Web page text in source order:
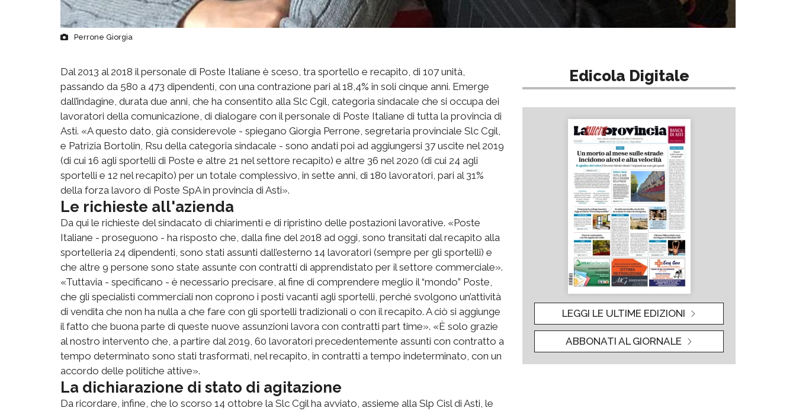
Perrone Giorgia
Dal 2013 al 2018 il personale di Poste Italiane è sceso, tra sportello e recapito, di 107 unità,
passando da 580 a 473 dipendenti, con una contrazione pari al 18,4% in soli cinque anni. Emerge
dall’indagine, durata due anni, che ha consentito alla Slc Cgil, categoria sindacale che si occupa dei
lavoratori della comunicazione, di dialogare con il personale di Poste Italiane di tutta la provincia di
Asti. «A questo dato, già considerevole - spiegano Giorgia Perrone, segretaria provinciale Slc Cgil,
e Patrizia Bortolin, Rsu della categoria sindacale - sono andati poi ad aggiungersi 37 uscite nel 2019
(di cui 16 agli sportelli di Poste e altre 21 nel settore recapito) e altre 36 nel 2020 (di cui 24 agli
sportelli e 12 nel recapito) per un totale complessivo, in sette anni, di 180 lavoratori, pari al 31%
della forza lavoro di Poste SpA in provincia di Asti».
Le richieste all'azienda
Da qui le richieste del sindacato di chiarimenti e di ripristino delle postazioni lavorative. «Poste
Italiane - proseguono - ha risposto che, dalla fine del 2018 ad oggi, sono transitati dal recapito alla
sportelleria 24 dipendenti, sono stati assunti dall’esterno 14 lavoratori (sempre per gli sportelli) e
che altre 9 persone sono state assunte con contratti di apprendistato per il settore commerciale».
«Tuttavia - specificano - è necessario precisare, al fine di comprendere meglio il “mondo” Poste,
che gli specialisti commerciali non coprono i posti vacanti agli sportelli, perché svolgono un’attività
di vendita che non ha nulla a che fare con gli sportelli tradizionali o con il recapito. A ciò si aggiunge
il fatto che buona parte di queste nuove assunzioni lavora con contratti part time». «È solo grazie
al nostro intervento che, a partire dal 2019, 60 lavoratori precedentemente assunti con contratto a
tempo determinato sono stati trasformati, nel recapito, in contratti a tempo indeterminato, con un
accordo delle politiche attive».
La dichiarazione di stato di agitazione
Da ricordare, infine, che lo scorso 14 ottobre la Slc Cgil ha avviato, assieme alla Slp Cisl di Asti, le
Edicola Digitale
LEGGI LE ULTIME EDIZIONI
ABBONATI AL GIORNALE